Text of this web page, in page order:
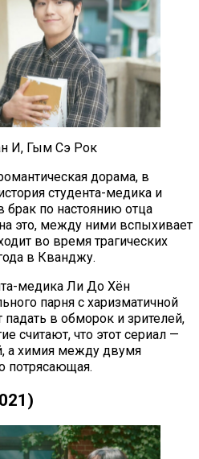
И, Гым Сэ Рок
дорама, в
студента-медика и
по настоянию отца
это, между ними вспыхивает
во время трагических
в Кванджу.
медика Ли До Хён
парня с харизматичной
падать в обморок и зрителей,
считают, что этот сериал —
а химия между двумя
потрясающая.